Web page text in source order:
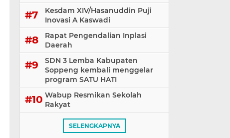
Kesdam XIV/Hasanuddin Puji
Inovasi A Kaswadi
Rapat Pengendalian Inplasi
Daerah
SDN 3 Lemba Kabupaten
Soppeng kembali menggelar
program SATU HATI
Wabup Resmikan Sekolah
Rakyat
SELENGKAPNYA